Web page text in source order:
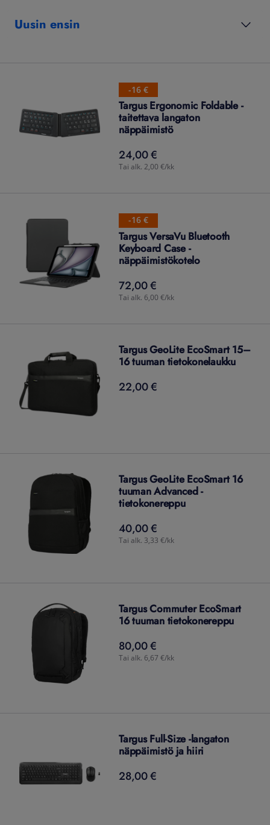
Uusin ensin
-16 €
Targus Ergonomic Foldable -
taitettava langaton
näppäimistö
24,00 €
24,00€
Tai alk. 2,00 €/kk
-16 €
Targus VersaVu Bluetooth
Keyboard Case -
näppäimistökotelo
72,00 €
72,00€
Tai alk. 6,00 €/kk
Targus GeoLite EcoSmart 15–
16 tuuman tietokonelaukku
22,00 €
22,00€
Targus GeoLite EcoSmart 16
tuuman Advanced -
tietokonereppu
40,00 €
40,00€
Tai alk. 3,33 €/kk
Targus Commuter EcoSmart
16 tuuman tietokonereppu
80,00 €
80,00€
Tai alk. 6,67 €/kk
Targus Full-Size -langaton
näppäimistö ja hiiri
28,00 €
28,00€